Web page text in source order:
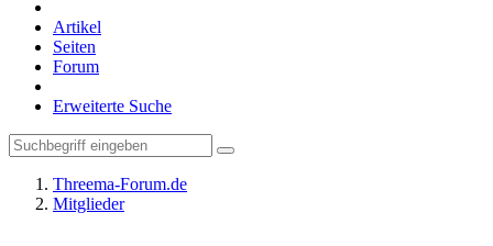
Artikel
Seiten
Forum
Erweiterte Suche
Threema-Forum.de
Mitglieder